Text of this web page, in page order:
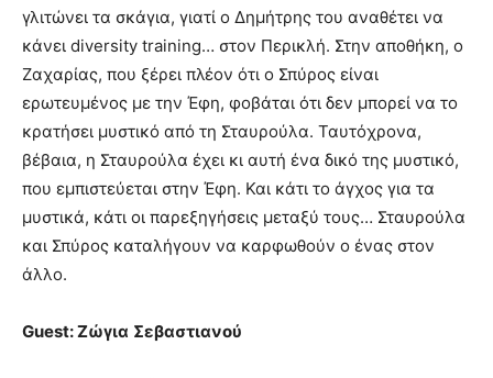
γλιτώνει τα σκάγια, γιατί ο Δημήτρης του αναθέτει να
κάνει diversity training… στον Περικλή. Στην αποθήκη, ο
Ζαχαρίας, που ξέρει πλέον ότι ο Σπύρος είναι
ερωτευμένος με την Έφη, φοβάται ότι δεν μπορεί να το
κρατήσει μυστικό από τη Σταυρούλα. Ταυτόχρονα,
βέβαια, η Σταυρούλα έχει κι αυτή ένα δικό της μυστικό,
που εμπιστεύεται στην Έφη. Και κάτι το άγχος για τα
μυστικά, κάτι οι παρεξηγήσεις μεταξύ τους… Σταυρούλα
και Σπύρος καταλήγουν να καρφωθούν ο ένας στον
άλλο.
Guest:Ζώγια Σεβαστιανού